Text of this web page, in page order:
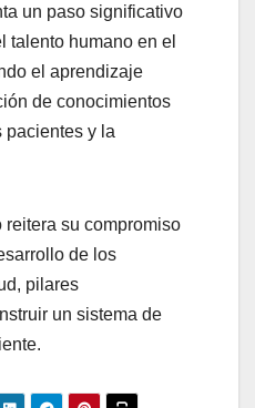
un paso significativo
talento humano en el
el aprendizaje
de conocimientos
pacientes y la
su compromiso
de los
pilares
un sistema de